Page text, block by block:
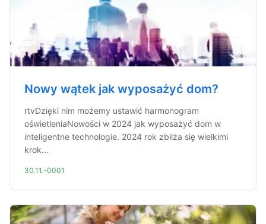
Nowy wątek jak wyposażyć dom?
rtvDzięki nim możemy ustawić harmonogram
oświetleniaNowości w 2024 jak wyposażyć dom w
inteligentne technologie. 2024 rok zbliża się wielkimi
krok...
30.11.-0001